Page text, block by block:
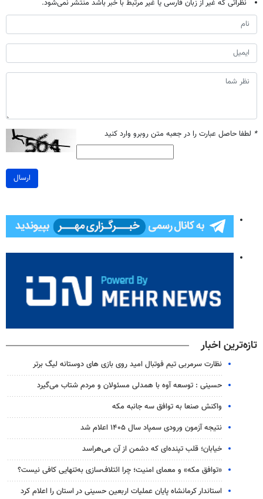
نظراتی که غیر از زبان فارسی یا غیر مرتبط با خبر باشد منتشر نمی‌شود.
* لطفا حاصل عبارت را در جعبه متن روبرو وارد کنید
ارسال
تازه‌ترین اخبار
نظارت سرمربی تیم‌ فوتبال امید روی بازی های دوستانه لیگ برتر
حسینی : توسعه آوه با همدلی مسئولان و مردم شتاب می‌گیرد
واکنش صنعا به توافق سه جانبه مکه
نتیجه آزمون ورودی سمپاد سال ۱۴۰۵ اعلام شد
خیابان؛ قلب تپنده‌ای که دشمن از آن می‌هراسد
«توافق مکه» و معمای امنیت؛ چرا ائتلاف‌سازی به‌تنهایی کافی نیست؟
استاندار کرمانشاه پایان عملیات اربعین حسینی در استان را اعلام کرد